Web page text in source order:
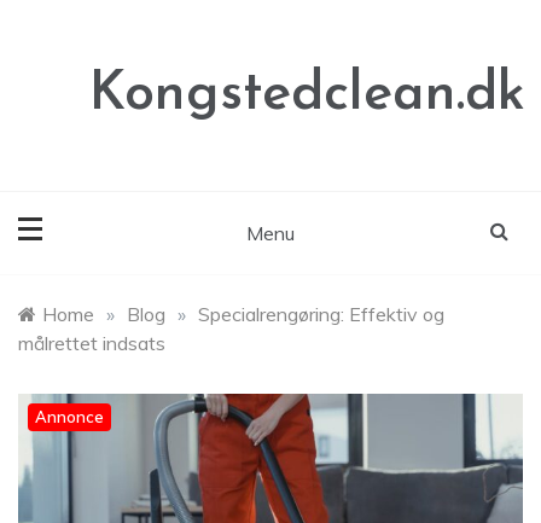
Kongstedclean.dk
Menu
Home » Blog » Specialrengøring: Effektiv og
målrettet indsats
Annonce